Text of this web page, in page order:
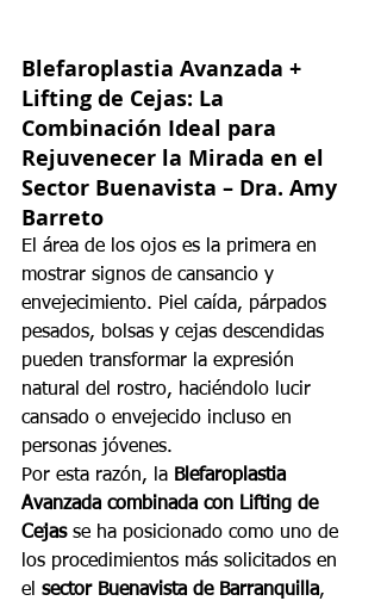
Blefaroplastia Avanzada +
Lifting de Cejas: La
Combinación Ideal para
Rejuvenecer la Mirada en el
Sector Buenavista – Dra. Amy
Barreto
El área de los ojos es la primera en
mostrar signos de cansancio y
envejecimiento. Piel caída, párpados
pesados, bolsas y cejas descendidas
pueden transformar la expresión
natural del rostro, haciéndolo lucir
cansado o envejecido incluso en
personas jóvenes.
Por esta razón, la Blefaroplastia
Avanzada combinada con Lifting de
Cejas se ha posicionado como uno de
los procedimientos más solicitados en
el sector Buenavista de Barranquilla,